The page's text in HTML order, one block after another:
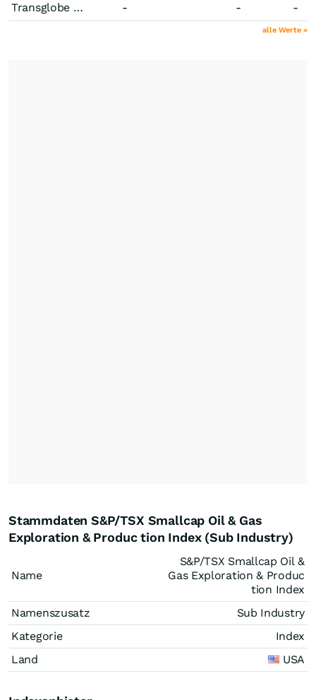
Transglobe Energy
- - -
alle Werte »
Stammdaten S&P/TSX Smallcap Oil & Gas
Exploration & Produc tion Index (Sub Industry)
Name
S&P/TSX Smallcap Oil &
Gas Exploration & Produc
tion Index
Namenszusatz
Sub Industry
Kategorie
Index
Land
USA